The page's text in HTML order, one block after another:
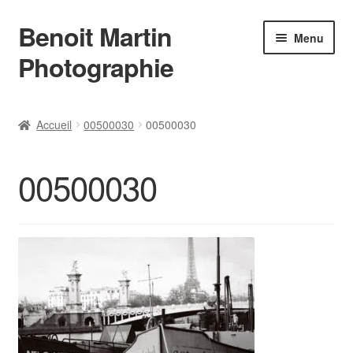
Aller
à
la
Aller
au
contenu
Benoit Martin
Photographie
Menu
Conditions Générales de Vente
Instagram
L’auteur
Accueil 00500030 00500030
00500030